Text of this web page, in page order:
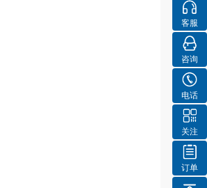
客服
咨询
电话
关注
订单